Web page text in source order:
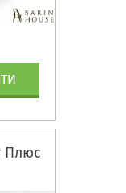
Плюс